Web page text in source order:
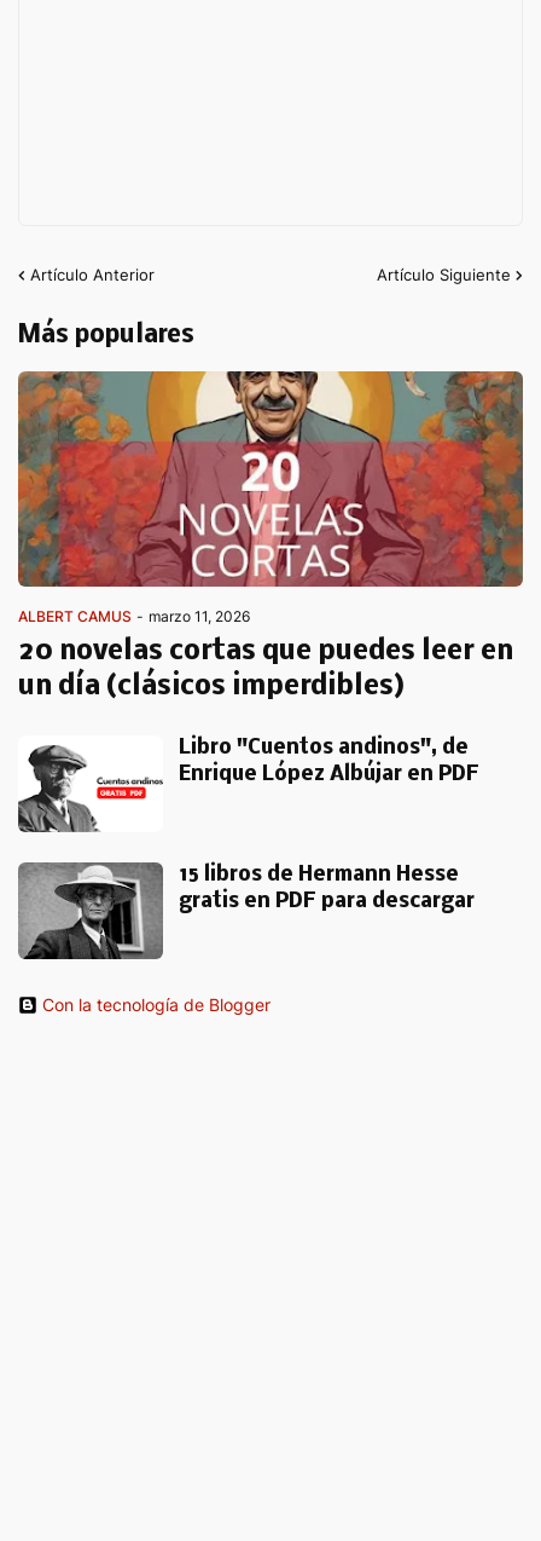
Artículo Anterior Artículo Siguiente
Más populares
ALBERT CAMUS - marzo 11, 2026
20 novelas cortas que puedes leer en
un día (clásicos imperdibles)
Libro "Cuentos andinos", de
Enrique López Albújar en PDF
15 libros de Hermann Hesse
gratis en PDF para descargar
Con la tecnología de Blogger